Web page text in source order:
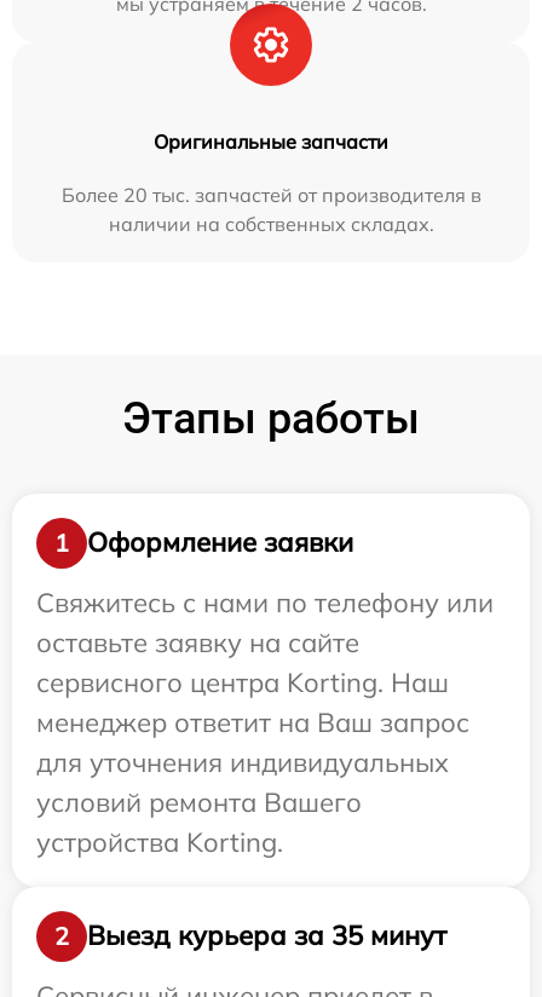
Оригинальные запчасти
Более 20 тыс. запчастей от производителя в
наличии на собственных складах.
Этапы работы
1
Оформление заявки
Свяжитесь с нами по телефону или
оставьте заявку на сайте
сервисного центра Korting. Наш
менеджер ответит на Ваш запрос
для уточнения индивидуальных
условий ремонта Вашего
устройства Korting.
2
Выезд курьера за 35 минут